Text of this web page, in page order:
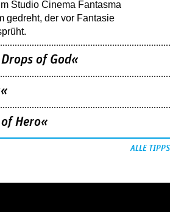
Studio Cinema Fantasma
gedreht, der vor Fantasie
of God«
Hero«
ALLE TIPPS